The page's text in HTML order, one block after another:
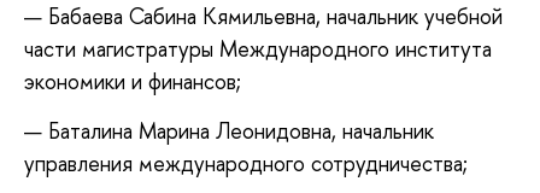
Бабаева Сабина Кямильевна, начальник учебной
части магистратуры Международного института
экономики и финансов;
Баталина Марина Леонидовна, начальник
управления международного сотрудничества;